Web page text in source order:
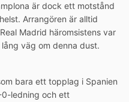
är dock ett motstånd
Arrangören är alltid
Madrid häromsistens var
väg om denna dust.
bara ett topplag i Spanien
0-ledning och ett